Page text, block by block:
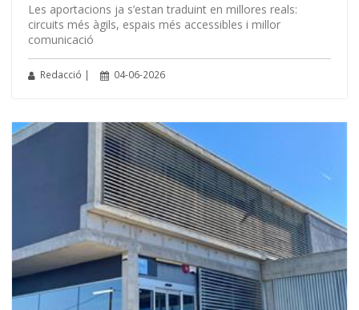
Les aportacions ja s’estan traduint en millores reals:
circuits més àgils, espais més accessibles i millor
comunicació
Redacció | 04-06-2026